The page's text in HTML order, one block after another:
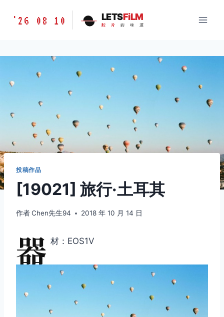
胶
味
LETSFILM
'26 08 10 LETSFiLM
胶 片 的 味 道
投稿作品
[19021] 旅行·土耳其
作者Chen先生94 2018 年 10 月 14 日
器 材：EOS1V